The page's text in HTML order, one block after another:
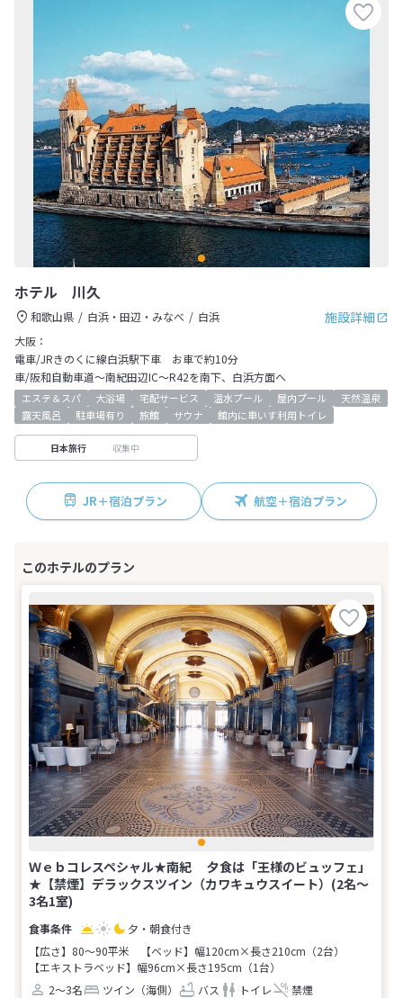
ホテル 川久
施設詳細
和歌山県 白浜・田辺・みなべ
白浜
大阪：
電車/JRきのくに線白浜駅下車 お車で約10分
車/阪和自動車道～南紀田辺IC～R42を南下、白浜方面へ
エステ＆スパ 大浴場 宅配サービス 温水プール 屋内プール
天然温泉
露天風呂
駐車場有り 旅館 サウナ 館内に車いす利用トイレ
日本旅行 収集中
JR＋宿泊プラン 航空＋宿泊プラン
Ｗｅｂコレスペシャル★南紀 夕食は「王様のビュッフェ」
★【禁煙】デラックスツイン（カワキュウスイート）(2名～
3名1室)
夕・朝食付き
【広さ】80～90平米
【ベッド】幅120cm×長さ210cm（2台）
【エキストラベッド】幅96cm×長さ195cm（1台）
2～3名
ツイン（海側） バス トイレ 禁煙